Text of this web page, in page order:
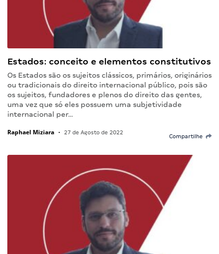
Estados: conceito e elementos constitutivos
Os Estados são os sujeitos clássicos, primários, originários
ou tradicionais do direito internacional público, pois são
os sujeitos, fundadores e plenos do direito das gentes,
uma vez que só eles possuem uma subjetividade
internacional per…
Raphael Miziara • 27 de Agosto de 2022
Compartilhe